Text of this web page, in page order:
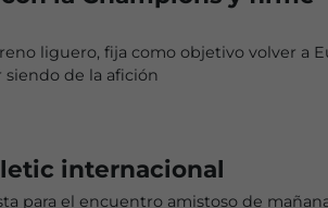
liguero, fija como objetivo volver a
de la afición
internacional
para el encuentro amistoso de